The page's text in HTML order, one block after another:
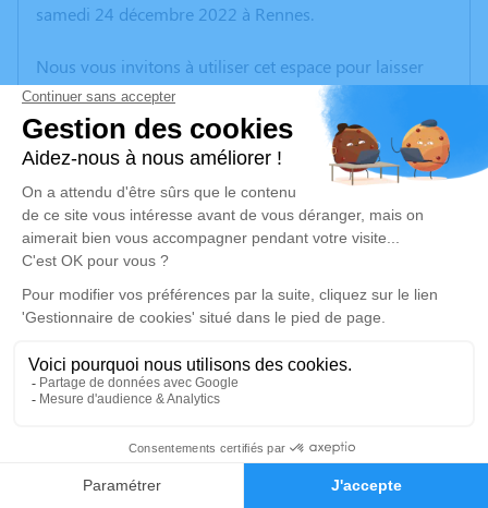
Faire-part Hommages
samedi 24 décembre 2022 à Rennes.
Nous vous invitons à utiliser cet espace pour laisser
vos condoléances, partager des photos souvenirs, une
anecdote ou exprimer vos pensées à travers des
poèmes ou des textes. Cet endroit est un lieu
d'expression dédié à honorer la mémoire de Rahima
HADAD.
Un service de plantation d’arbre hommage est
disponible ici.
Je rends hommage
Cérémonie religieuse
Mosquée (Ibn Khaldoun) de Rennes
1 Rue Pierre Semard